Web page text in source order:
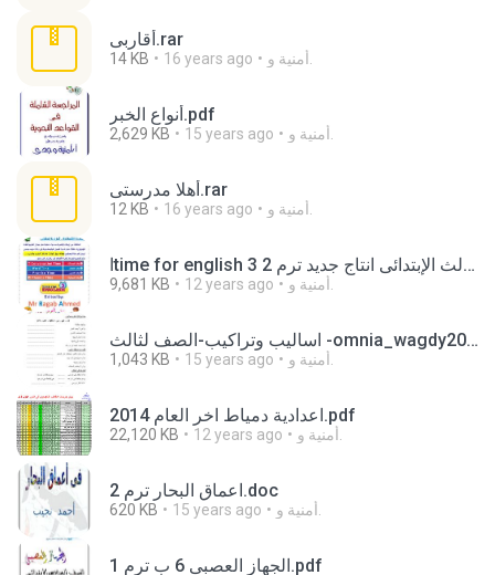
أقاربى.rar
14 KB 16 years ago
أنواع الخبر.pdf
2,629 KB 15 years ago
أهلا مدرستى.rar
12 KB 16 years ago
اtime for english 3 للصف الثالث الإبتدائى انتاج جديد ترم 2.pdf
9,681 KB 12 years ago
اساليب وتراكيب-الصف لثالث -omnia_wagdy2000.pdf
1,043 KB 15 years ago
اعدادية دمياط اخر العام 2014.pdf
22,120 KB 12 years ago
اعماق البحار ترم 2.doc
620 KB 15 years ago
الجهاز العصبى 6 ب ترم 1.pdf